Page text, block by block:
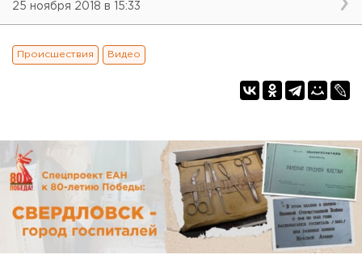
25 ноября 2018 в 15:33
Происшествия Видео